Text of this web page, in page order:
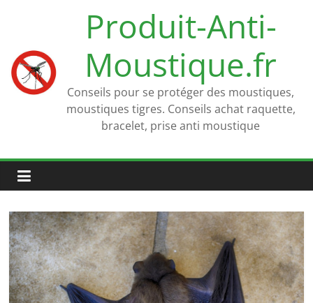
Produit-Anti-
Moustique.fr
Conseils pour se protéger des moustiques,
moustiques tigres. Conseils achat raquette,
bracelet, prise anti moustique